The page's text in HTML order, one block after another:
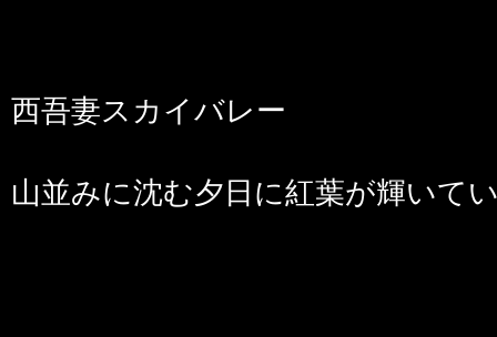
西吾妻スカイバレー
山並みに沈む夕日に紅葉が輝いて